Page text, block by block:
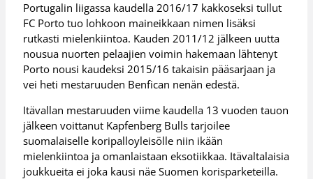
Portugalin liigassa kaudella 2016/17 kakkoseksi tullut
FC Porto tuo lohkoon maineikkaan nimen lisäksi
rutkasti mielenkiintoa. Kauden 2011/12 jälkeen uutta
nousua nuorten pelaajien voimin hakemaan lähtenyt
Porto nousi kaudeksi 2015/16 takaisin pääsarjaan ja
vei heti mestaruuden Benfican nenän edestä.
Itävallan mestaruuden viime kaudella 13 vuoden tauon
jälkeen voittanut Kapfenberg Bulls tarjoilee
suomalaiselle koripalloyleisölle niin ikään
mielenkiintoa ja omanlaistaan eksotiikkaa. Itävaltalaisia
joukkueita ei joka kausi näe Suomen korisparketeilla.